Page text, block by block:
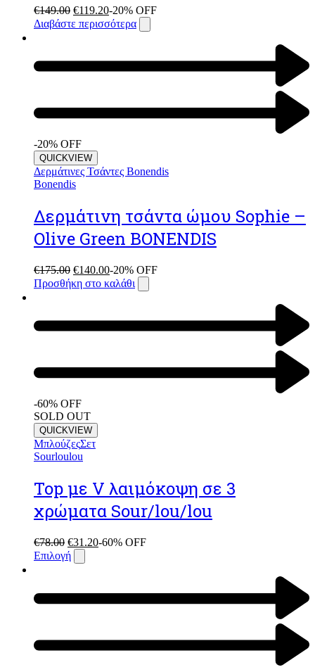
€149.00 €119.20-20% OFF
Διαβάστε περισσότερα
-20% OFF
QUICKVIEW
Δερμάτινες Τσάντες Bonendis
Bonendis
Δερμάτινη τσάντα ώμου Sophie –
Olive Green BONENDIS
€175.00 €140.00-20% OFF
Προσθήκη στο καλάθι
-60% OFF
SOLD OUT
QUICKVIEW
ΜπλούζεςΣετ
Sourloulou
Top με V λαιμόκοψη σε 3
χρώματα Sour/lou/lou
€78.00 €31.20-60% OFF
Επιλογή